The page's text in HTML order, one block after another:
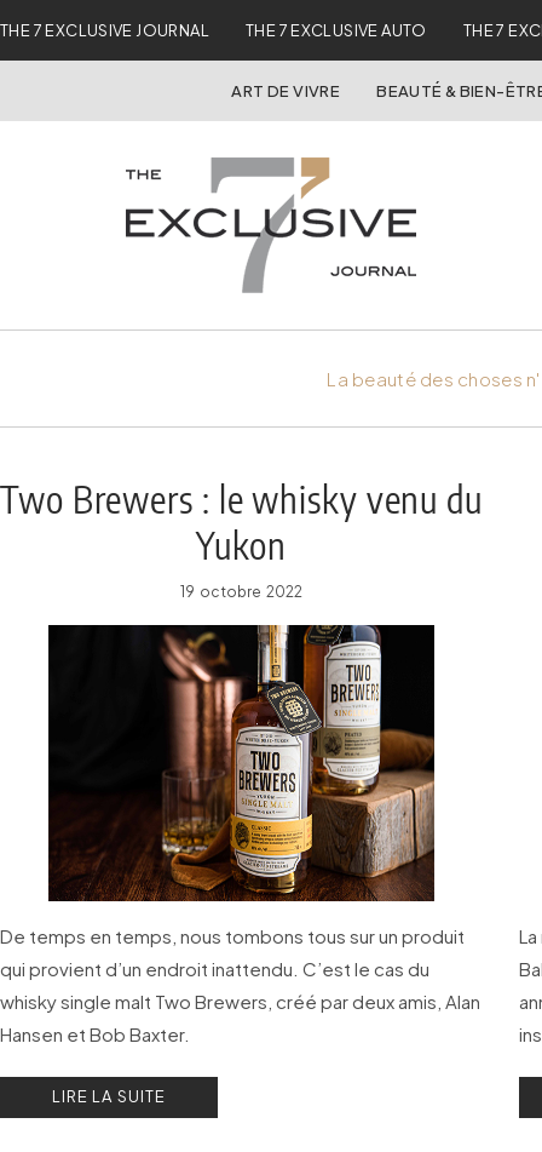
THE 7 EXCLUSIVE JOURNAL THE 7 EXCLUSIVE AUTO THE 7
ART DE VIVRE BEAUTÉ & BIEN-
La beauté des choses
Two Brewers : le whisky venu du
Yukon
19 octobre 2022
De temps en temps, nous tombons tous sur un produit
qui provient d’un endroit inattendu. C’est le cas du
whisky single malt Two Brewers, créé par deux amis, Alan
Hansen et Bob Baxter.
LIRE LA SUITE